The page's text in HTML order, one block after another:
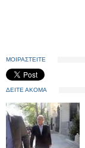
ΜΟΙΡΑΣΤΕΙΤΕ
ΔΕΙΤΕ ΑΚΟΜΑ